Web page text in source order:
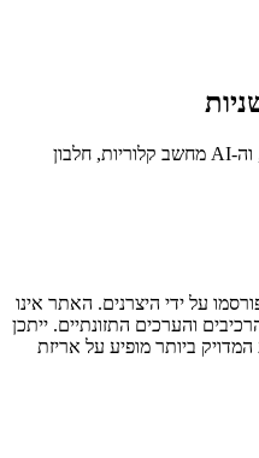
צלמו את הצלחת או כתבו מה אכלתם, וה-AI מחשב קלוריות, חלבון
על ידי היצרנים. האתר אינו
והערכים התזונתיים. ייתכן
ביותר מופיע על אריזת